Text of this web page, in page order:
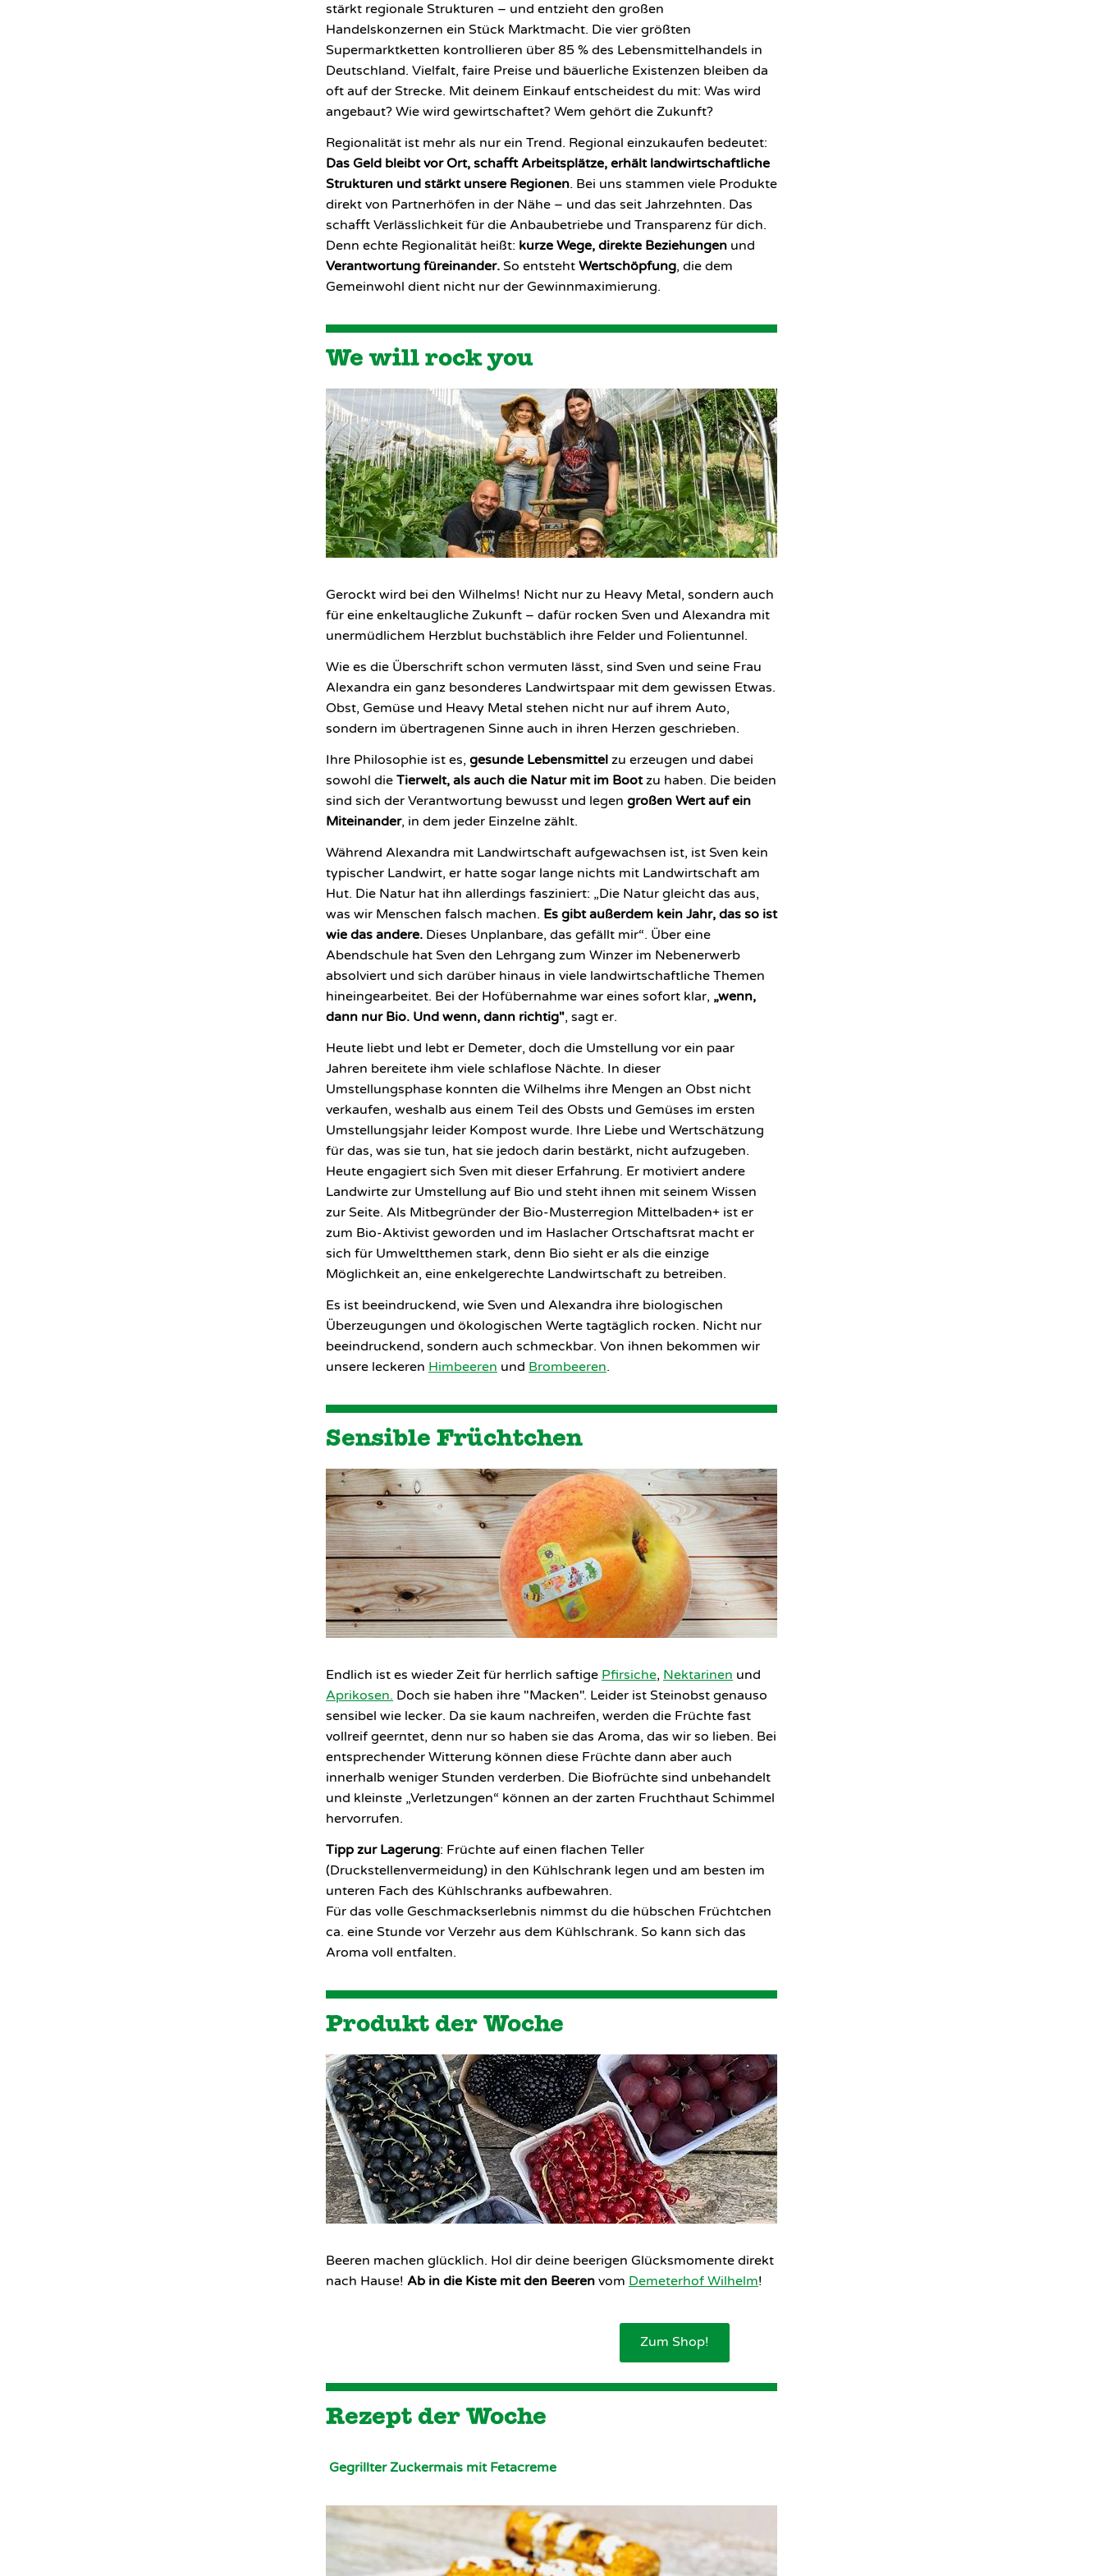
stärkt regionale Strukturen – und entzieht den großen
Handelskonzernen ein Stück Marktmacht. Die vier größten
Supermarktketten kontrollieren über 85 % des Lebensmittelhandels in
Deutschland. Vielfalt, faire Preise und bäuerliche Existenzen bleiben da
oft auf der Strecke. Mit deinem Einkauf entscheidest du mit: Was wird
angebaut? Wie wird gewirtschaftet? Wem gehört die Zukunft?
Regionalität ist mehr als nur ein Trend. Regional einzukaufen bedeutet:
Das Geld bleibt vor Ort, schafft Arbeitsplätze, erhält landwirtschaftliche
Strukturen und stärkt unsere Regionen. Bei uns stammen viele Produkte
direkt von Partnerhöfen in der Nähe – und das seit Jahrzehnten. Das
schafft Verlässlichkeit für die Anbaubetriebe und Transparenz für dich.
Denn echte Regionalität heißt: kurze Wege, direkte Beziehungen und
Verantwortung füreinander. So entsteht Wertschöpfung, die dem
Gemeinwohl dient nicht nur der Gewinnmaximierung.
We will rock you
Gerockt wird bei den Wilhelms! Nicht nur zu Heavy Metal, sondern auch
für eine enkeltaugliche Zukunft – dafür rocken Sven und Alexandra mit
unermüdlichem Herzblut buchstäblich ihre Felder und Folientunnel.
Wie es die Überschrift schon vermuten lässt, sind Sven und seine Frau
Alexandra ein ganz besonderes Landwirtspaar mit dem gewissen Etwas.
Obst, Gemüse und Heavy Metal stehen nicht nur auf ihrem Auto,
sondern im übertragenen Sinne auch in ihren Herzen geschrieben.
Ihre Philosophie ist es, gesunde Lebensmittel zu erzeugen und dabei
sowohl die Tierwelt, als auch die Natur mit im Bootzu haben. Die beiden
sind sich der Verantwortung bewusst und legen großen Wert auf ein
Miteinander, in dem jeder Einzelne zählt.
Während Alexandra mit Landwirtschaft aufgewachsen ist, ist Sven kein
typischer Landwirt, er hatte sogar lange nichts mit Landwirtschaft am
Hut. Die Natur hat ihn allerdings fasziniert: „Die Natur gleicht das aus,
was wir Menschen falsch machen. Es gibt außerdem kein Jahr, das so ist
wie das andere. Dieses Unplanbare, das gefällt mir“. Über eine
Abendschule hat Sven den Lehrgang zum Winzer im Nebenerwerb
absolviert und sich darüber hinaus in viele landwirtschaftliche Themen
hineingearbeitet. Bei der Hofübernahme war eines sofort klar, „wenn,
dann nur Bio. Und wenn, dann richtig", sagt er.
Heute liebt und lebt er Demeter, doch die Umstellung vor ein paar
Jahren bereitete ihm viele schlaflose Nächte. In dieser
Umstellungsphase konnten die Wilhelms ihre Mengen an Obst nicht
verkaufen, weshalb aus einem Teil des Obsts und Gemüses im ersten
Umstellungsjahr leider Kompost wurde. Ihre Liebe und Wertschätzung
für das, was sie tun, hat sie jedoch darin bestärkt, nicht aufzugeben.
Heute engagiert sich Sven mit dieser Erfahrung. Er motiviert andere
Landwirte zur Umstellung auf Bio und steht ihnen mit seinem Wissen
zur Seite. Als Mitbegründer der Bio-Musterregion Mittelbaden+ ist er
zum Bio-Aktivist geworden und im Haslacher Ortschaftsrat macht er
sich für Umweltthemen stark, denn Bio sieht er als die einzige
Möglichkeit an, eine enkelgerechte Landwirtschaft zu betreiben.
Es ist beeindruckend, wie Sven und Alexandra ihre biologischen
Überzeugungen und ökologischen Werte tagtäglich rocken. Nicht nur
beeindruckend, sondern auch schmeckbar. Von ihnen bekommen wir
unsere leckeren Himbeeren und Brombeeren.
Sensible Früchtchen
Endlich ist es wieder Zeit für herrlich saftige Pfirsiche, Nektarinen und
Aprikosen. Doch sie haben ihre "Macken". Leider ist Steinobst genauso
sensibel wie lecker. Da sie kaum nachreifen, werden die Früchte fast
vollreif geerntet, denn nur so haben sie das Aroma, das wir so lieben. Bei
entsprechender Witterung können diese Früchte dann aber auch
innerhalb weniger Stunden verderben. Die Biofrüchte sind unbehandelt
und kleinste „Verletzungen“ können an der zarten Fruchthaut Schimmel
hervorrufen.
Tipp zur Lagerung: Früchte auf einen flachen Teller
(Druckstellenvermeidung) in den Kühlschrank legen und am besten im
unteren Fach des Kühlschranks aufbewahren.
Für das volle Geschmackserlebnis nimmst du die hübschen Früchtchen
ca. eine Stunde vor Verzehr aus dem Kühlschrank. So kann sich das
Aroma voll entfalten.
Produkt der Woche
Beeren machen glücklich. Hol dir deine beerigen Glücksmomente direkt
nach Hause! Ab in die Kiste mit den Beeren vom Demeterhof Wilhelm!
Zum Shop!
Rezept der Woche
Gegrillter Zuckermais mit Fetacreme